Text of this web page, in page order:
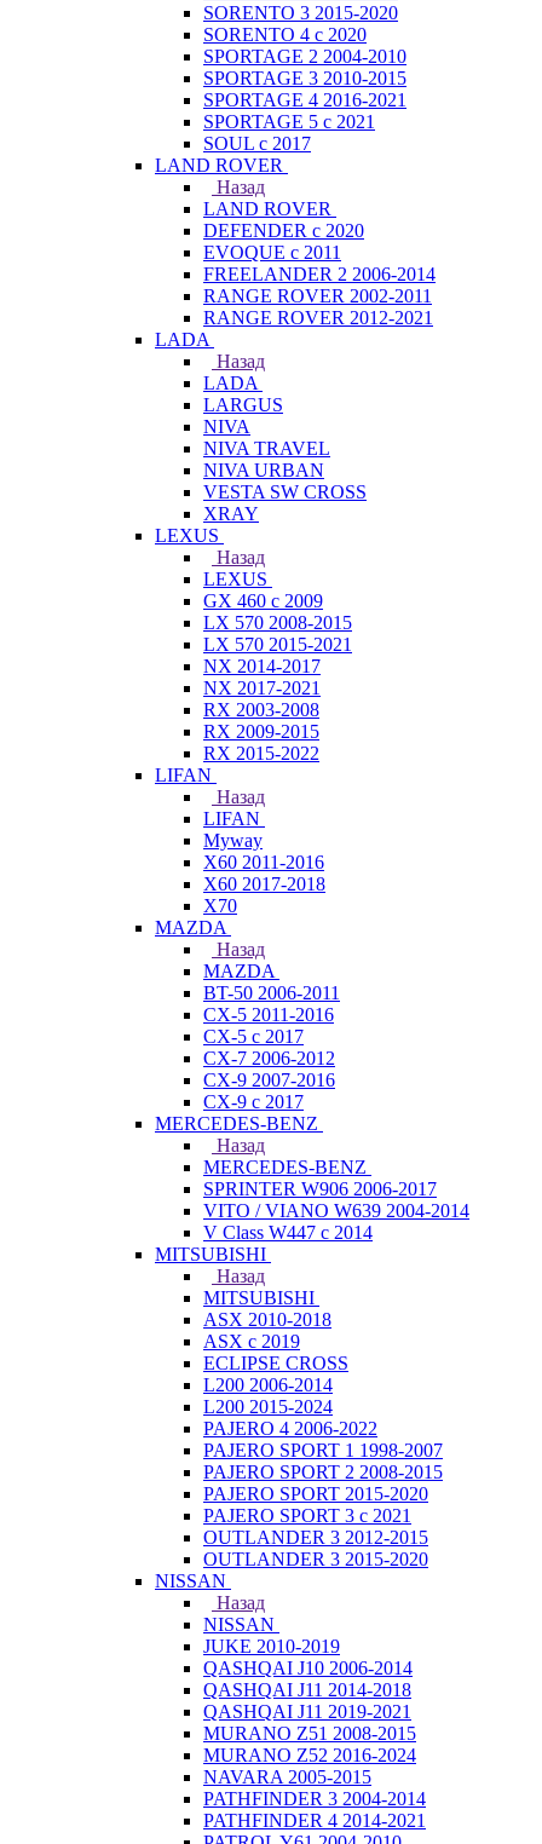
SORENTO 3 2015-2020
SORENTO 4 с 2020
SPORTAGE 2 2004-2010
SPORTAGE 3 2010-2015
SPORTAGE 4 2016-2021
SPORTAGE 5 с 2021
SOUL с 2017
LAND ROVER
Назад
LAND ROVER
DEFENDER с 2020
EVOQUE с 2011
FREELANDER 2 2006-2014
RANGE ROVER 2002-2011
RANGE ROVER 2012-2021
LADA
Назад
LADA
LARGUS
NIVA
NIVA TRAVEL
NIVA URBAN
VESTA SW CROSS
XRAY
LEXUS
Назад
LEXUS
GX 460 с 2009
LX 570 2008-2015
LX 570 2015-2021
NX 2014-2017
NX 2017-2021
RX 2003-2008
RX 2009-2015
RX 2015-2022
LIFAN
Назад
LIFAN
Myway
X60 2011-2016
X60 2017-2018
X70
MAZDA
Назад
MAZDA
BT-50 2006-2011
CX-5 2011-2016
CX-5 с 2017
CX-7 2006-2012
CX-9 2007-2016
CX-9 с 2017
MERCEDES-BENZ
Назад
MERCEDES-BENZ
SPRINTER W906 2006-2017
VITO / VIANO W639 2004-2014
V Class W447 с 2014
MITSUBISHI
Назад
MITSUBISHI
ASX 2010-2018
ASX с 2019
ECLIPSE CROSS
L200 2006-2014
L200 2015-2024
PAJERO 4 2006-2022
PAJERO SPORT 1 1998-2007
PAJERO SPORT 2 2008-2015
PAJERO SPORT 2015-2020
PAJERO SPORT 3 с 2021
OUTLANDER 3 2012-2015
OUTLANDER 3 2015-2020
NISSAN
Назад
NISSAN
JUKE 2010-2019
QASHQAI J10 2006-2014
QASHQAI J11 2014-2018
QASHQAI J11 2019-2021
MURANO Z51 2008-2015
MURANO Z52 2016-2024
NAVARA 2005-2015
PATHFINDER 3 2004-2014
PATHFINDER 4 2014-2021